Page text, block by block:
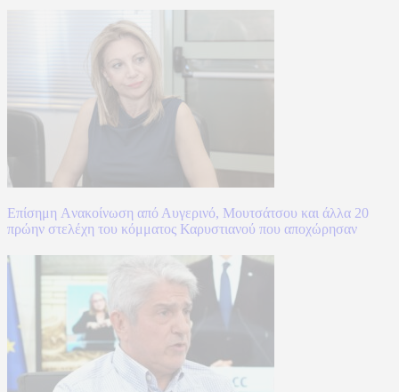
Επίσημη Aνακοίνωση από Αυγερινό, Μουτσάτσου και άλλα 20
πρώην στελέχη του κόμματος Καρυστιανού που αποχώρησαν